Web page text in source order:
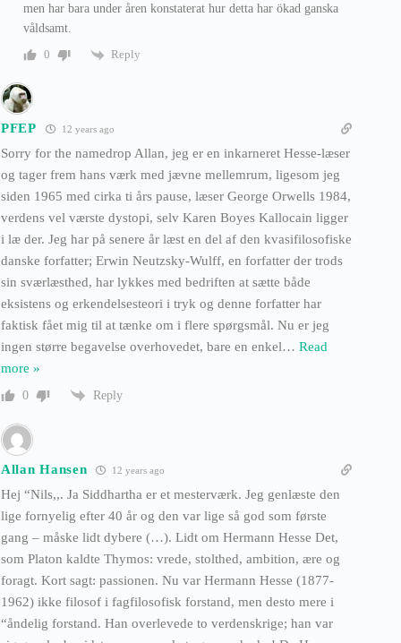
men har bara under åren konstaterat hur detta har ökad ganska
våldsamt.
0
Reply
PFEP 12 years ago
Sorry for the namedrop Allan, jeg er en inkarneret Hesse-læser
og tager frem hans værk med jævne mellemrum, ligesom jeg
siden 1965 med cirka ti års pause, læser George Orwells 1984,
verdens vel værste dystopi, selv Karen Boyes Kallocain ligger
i læ der. Jeg har på senere år læst en del af den kvasifilosofiske
danske forfatter; Erwin Neutzsky-Wulff, en forfatter der trods
sin sværlæsthed, har lykkes med bedriften at sætte både
eksistens og erkendelsesteori i tryk og denne forfatter har
faktisk fået mig til at tænke om i flere spørgsmål. Nu er jeg
ingen større begavelse overhovedet, bare en enkel… Read
more »
0 Reply
Allan Hansen 12 years ago
Hej “Nils,,. Ja Siddhartha er et mesterværk. Jeg genlæste den
lige fornyelig efter 40 år og den var lige så god som første
gang – måske lidt dybere (…). Lidt om Hermann Hesse Det,
som Platon kaldte Thymos: vrede, stolthed, ambition, ære og
foragt. Kort sagt: passionen. Nu var Hermann Hesse (1877-
1962) ikke filosof i fagfilosofisk forstand, men desto mere i
“åndelig forstand. Han overlevede to verdenskrige; han var